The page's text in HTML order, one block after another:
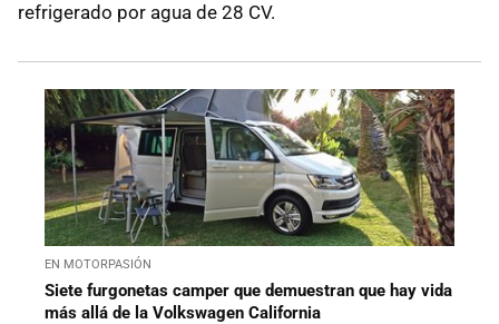
refrigerado por agua de 28 CV.
EN MOTORPASIÓN
Siete furgonetas camper que demuestran que hay vida
más allá de la Volkswagen California